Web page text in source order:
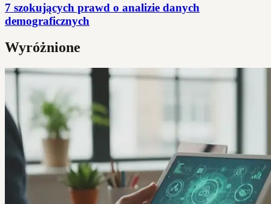
7 szokujących prawd o analizie danych
demograficznych
Wyróżnione